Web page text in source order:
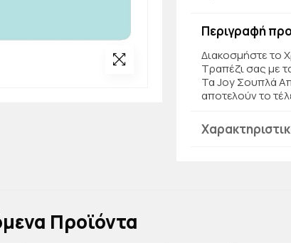
Περιγραφή
Διακοσμήστε το
Τραπέζι σας με
Τα Joy Σουπλά
αποτελούν το
Προϊόντα